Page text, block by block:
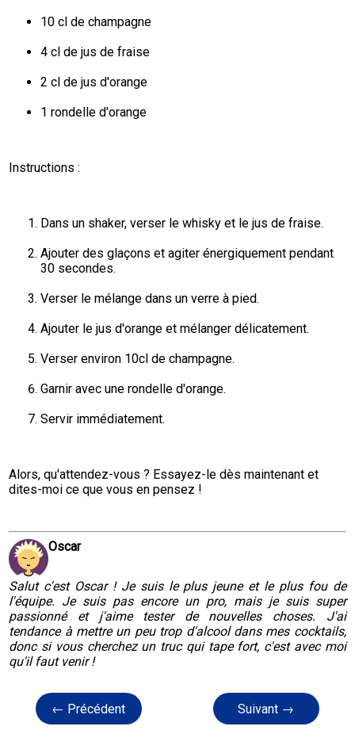
10 cl de champagne
4 cl de jus de fraise
2 cl de jus d'orange
1 rondelle d'orange
Instructions :
Dans un shaker, verser le whisky et le jus de fraise.
Ajouter des glaçons et agiter énergiquement pendant
30 secondes.
Verser le mélange dans un verre à pied.
Ajouter le jus d'orange et mélanger délicatement.
Verser environ 10cl de champagne.
Garnir avec une rondelle d'orange.
Servir immédiatement.
Alors, qu'attendez-vous ? Essayez-le dès maintenant et
dites-moi ce que vous en pensez !
Oscar
Salut c'est Oscar ! Je suis le plus jeune et le plus fou de
l'équipe. Je suis pas encore un pro, mais je suis super
passionné et j'aime tester de nouvelles choses. J'ai
tendance à mettre un peu trop d'alcool dans mes cocktails,
donc si vous cherchez un truc qui tape fort, c'est avec moi
qu'il faut venir !
← Précédent Suivant →